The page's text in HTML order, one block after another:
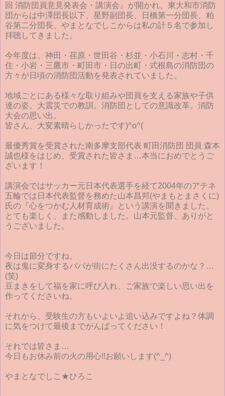
回 消防団員意見発表会・講演会』が開かれ、東大和市消防
団からは中澤団長以下、星野副団長、日橋第一分団長、粕
谷第二分団長、やまとなでしこからは私の計５名で参加し
拝聴してきました。
今年度は、神田・荏原・世田谷・杉並・小石川・志村・千
住・小岩・三鷹市・町田市・日の出町・式根島の消防団の
方々が日頃の消防団活動を発表されていました。
地域ごとにある様々な取り組みや団員を支える家族や子供
達の姿。大震災での教訓。消防団としての意識改革。消防
大会の思い出。
皆さん、大変素晴らしかったです)^o^(
最優秀賞を受賞された南多摩支部代表 町田消防団 団員 森本
誠也様をはじめ、受賞された皆さま…本当におめでとうご
ざいます！
講演会ではサッカー元日本代表選手を経て2004年のアテネ
五輪では日本代表監督を務めた山本昌邦(やまもとまさくに)
氏の『心をつかむ人材育成術』という講演を聞きました。
とても楽しく、また感動しました。山本元監督、ありがと
うございました。
今日は節分ですね。
夜は鬼に変身するパパが街にたくさん出没するのかな？…
(笑)
豆まきをして福を家に呼び入れ、ご家族で楽しい思い出を
作ってくださいね。
それから、受験生の方もいよいよ追い込みですよね？体調
に気をつけて最後までがんばってください！
それでは皆さま…
今日もお休み前の火の用心!!お願いします(^_^)
やまとなでしこ★ひろこ